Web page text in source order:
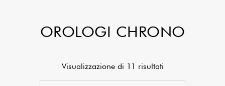
OROLOGI CHRONO
Visualizzazione di 11 risultati